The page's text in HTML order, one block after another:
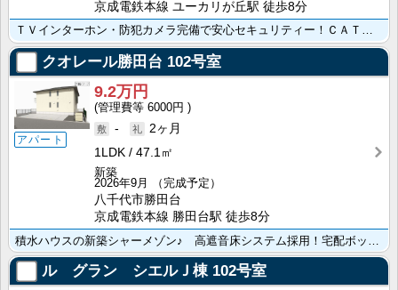
京成電鉄本線 ユーカリが丘駅 徒歩8分
クオレール勝田台 102号室
アパート
9.2万円
6000円
-
2ヶ月
1LDK
47.1㎡
新築
2026年9月
（完成予定）
八千代市勝田台
京成電鉄本線 勝田台駅 徒歩8分
ル グラン シエルＪ棟102号室